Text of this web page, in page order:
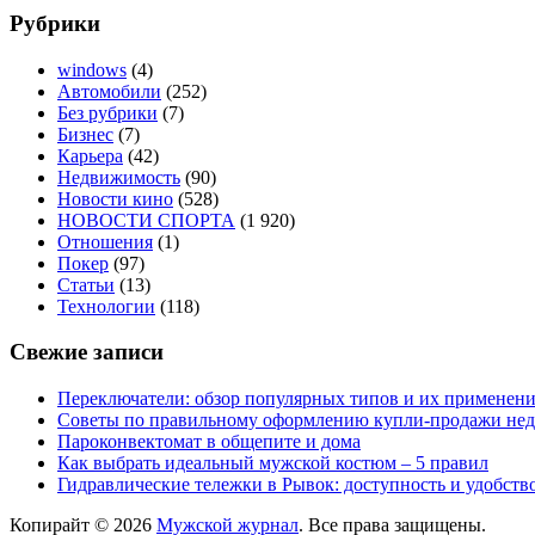
Рубрики
windows (4)
Автомобили (252)
Без рубрики (7)
Бизнес (7)
Карьера (42)
Недвижимость (90)
Новости кино (528)
НОВОСТИ СПОРТА (1 920)
Отношения (1)
Покер (97)
Статьи (13)
Технологии (118)
Свежие записи
Переключатели: обзор популярных типов и их
Советы по правильному оформлению купли-продажи
Пароконвектомат в общепите и дома
Как выбрать идеальный мужской костюм – 5 правил
Гидравлические тележки в Рывок: доступность и
Копирайт © 2026 Мужской журнал. Все права защищены.